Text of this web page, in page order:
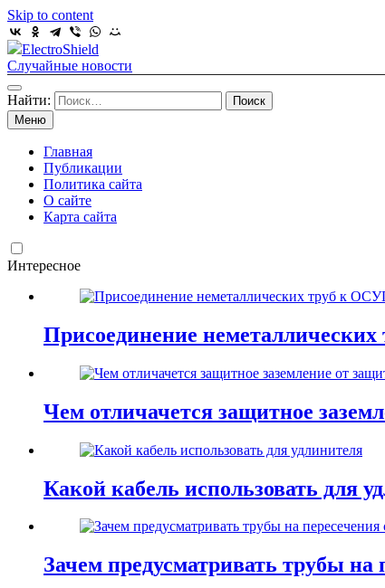
Skip to content
ElectroShield
Случайные новости
Найти:
Меню
Главная
Публикации
Политика сайта
О сайте
Карта сайта
Интересное
Присоединение
Чем отличачется защитное
Какой кабель использовать для
Зачем предусматривать трубы